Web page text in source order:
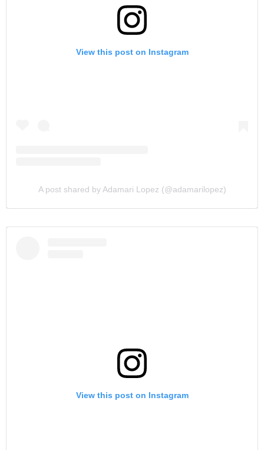
View this post on Instagram
A post shared by Adamari Lopez (@adamarilopez)
View this post on Instagram